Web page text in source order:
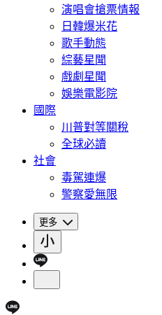
演唱會搶票情報
日韓爆米花
歌手動態
綜藝星聞
戲劇星聞
娛樂電影院
國際
川普對等關稅
全球必讀
社會
毒駕連爆
警察愛無限
更多